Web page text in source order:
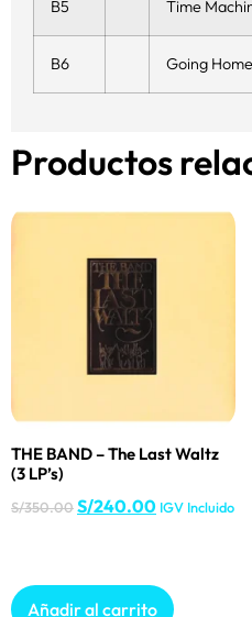
B5 Time
B6 Going Home
Productos
THE BAND – The Last Waltz
(3 LP’s)
S/350.00S/240.00 IGV Incluido
Añadir al carrito